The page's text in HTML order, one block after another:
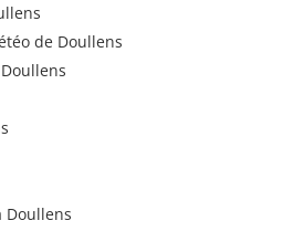
de Doullens
Doullens